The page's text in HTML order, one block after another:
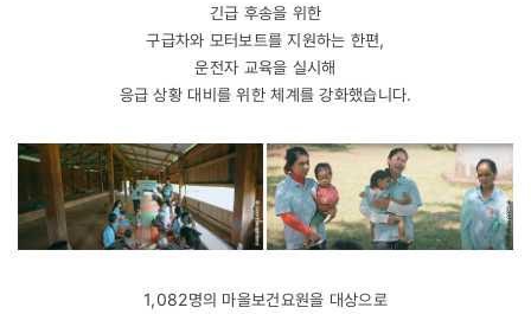
긴급 후송을 위한
구급차와 모터보트를 지원하는 한편,
운전자 교육을 실시해
응급 상황 대비를 위한 체계를 강화했습니다.
1,082명의 마을보건요원을 대상으로